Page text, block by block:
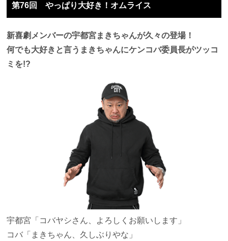
第76回 やっぱり大好き！オムライス
新喜劇メンバーの宇都宮まきちゃんが久々の登場！
何でも大好きと言うまきちゃんにケンコバ委員長がツッコ
ミを!?
宇都宮 「コバヤシさん、よろしくお願いします」
コバ 「まきちゃん、久しぶりやな」